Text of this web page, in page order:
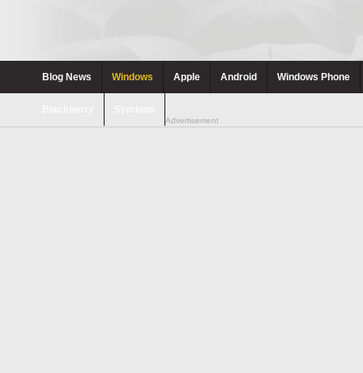
Blog News Windows Apple Android Windows Phone
Advertisement